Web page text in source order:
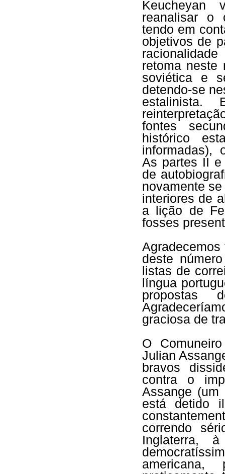
Keucheyan
reanalisar o
tendo em
objetivos de
retoma neste
soviética e
detendo-se
fontes
histórico
informadas),
As partes II
de
novamente
interiores de
a lição de
fosses
deste
listas de
língua
propostas
graciosa de
O
Julian
bravos
contra o
Assange (um
está detido
correndo
Inglaterra,